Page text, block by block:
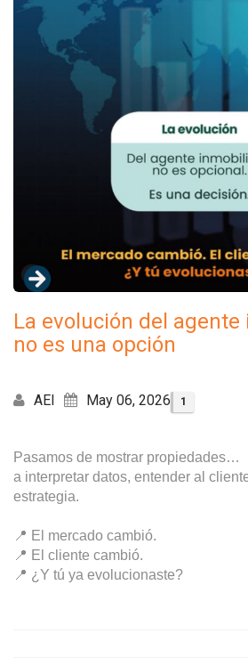
La evolución del
no es una opción
AEI May 06, 2026 1
Pasamos de mostrar propiedades…
a interpretar datos, entender al
estrategia.
📍 El mercado cambió.
📍 El cliente cambió.
📍 ¿Y tú ya evolucionaste?